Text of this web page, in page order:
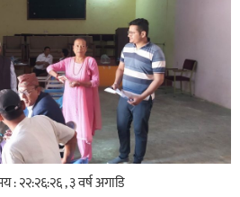
: २२:२६:२६ , ३ वर्ष अगाडि